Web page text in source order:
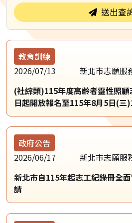
送出查
教育訓練
2026/07/13
新北市志願服
(社綜類)115年度高齡者靈性照
日起開放報名至115年8月5日(三
政府公告
2026/06/17
新北市志願服
新北市自115年起志工紀錄冊全
請